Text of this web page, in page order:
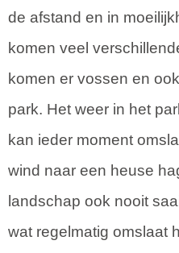
de afstand en in
komen veel
komen er vossen en
park. Het weer in het
kan ieder moment
wind naar een heuse
landschap ook nooit
wat regelmatig omslaat